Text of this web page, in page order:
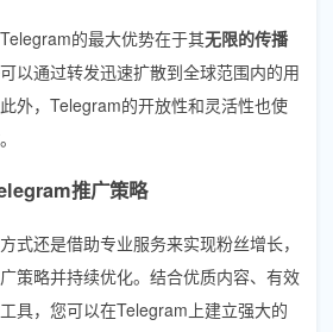
的最大优势在于其无限的传播
以通过转发迅速扩散到全球范围内的用
外，Telegram的开放性和灵活性也使
推广策略
式还是借助专业服务来实现粉丝增长，
策略并持续优化。结合优质内容、有效
具，您可以在Telegram上建立强大的